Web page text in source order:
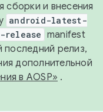
сборки и внесения
android-latest-
manifest
последний релиз,
дополнительной
в AOSP» .